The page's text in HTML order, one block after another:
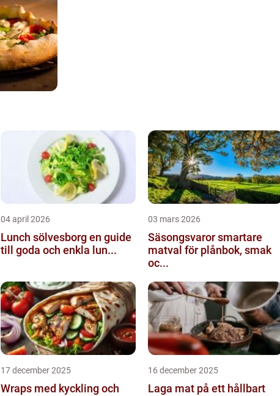
04 april 2026
Lunch sölvesborg en guide
till goda och enkla lun...
03 mars 2026
Säsongsvaror smartare
matval för plånbok, smak
oc...
17 december 2025
Wraps med kyckling och
16 december 2025
Laga mat på ett hållbart